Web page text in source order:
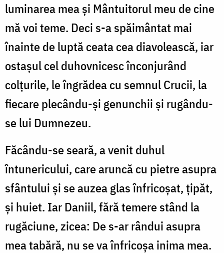
luminarea mea și Mântuitorul meu de cine
mă voi teme. Deci s-a spăimântat mai
înainte de luptă ceata cea diavolească, iar
ostașul cel duhovnicesc înconjurând
colțurile, le îngrădea cu semnul Crucii, la
fiecare plecându-și genunchii și rugându-
se lui Dumnezeu.
Făcându-se seară, a venit duhul
întunericului, care aruncă cu pietre asupra
sfântului și se auzea glas înfricoșat, țipăt,
și huiet. Iar Daniil, fără temere stând la
rugăciune, zicea: De s-ar rândui asupra
mea tabără, nu se va înfricoșa inima mea.